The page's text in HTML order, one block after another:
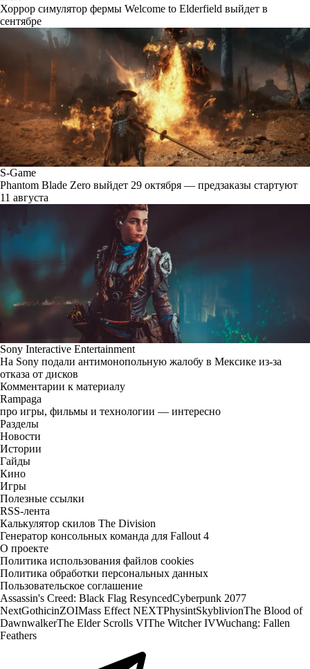
Хоррор симулятор фермы Welcome to Elderfield выйдет в
сентябре
S-Game
Phantom Blade Zero выйдет 29 октября — предзаказы стартуют
11 августа
Sony Interactive Entertainment
На Sony подали антимонопольную жалобу в Мексике из-за
отказа от дисков
Комментарии к материалу
Rampaga
про игры, фильмы и технологии — интересно
Разделы
Новости
Истории
Гайды
Кино
Игры
Полезные ссылки
RSS-лента
Калькулятор скилов The Division
Генератор консольных команда для Fallout 4
О проекте
Политика использования файлов cookies
Политика обработки персональных данных
Пользовательское соглашение
Assassin's Creed: Black Flag ResyncedCyberpunk 2077
NextGothicinZOIMass Effect NEXTPhysintSkyblivionThe Blood of
DawnwalkerThe Elder Scrolls VIThe Witcher IVWuchang: Fallen
Feathers